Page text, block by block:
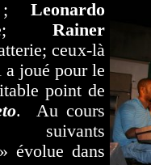
; Leonardo
Rainer
ceux-là
joué pour le
point de
. Au cours
» évolue dans